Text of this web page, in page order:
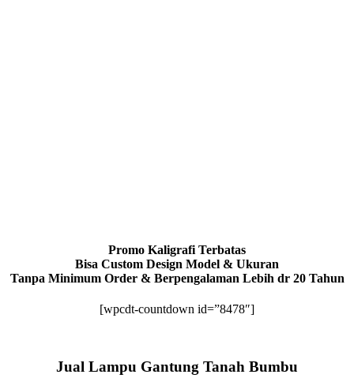
Promo Kaligrafi Terbatas
Bisa Custom Design Model & Ukuran
Tanpa Minimum Order & Berpengalaman Lebih dr 20 Tahun
[wpcdt-countdown id=”8478″]
Jual Lampu Gantung Tanah Bumbu